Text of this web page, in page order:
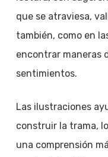
que se atraviesa,
también, como en
encontrar maneras
sentimientos.
Las ilustraciones
construir la trama,
una comprensión